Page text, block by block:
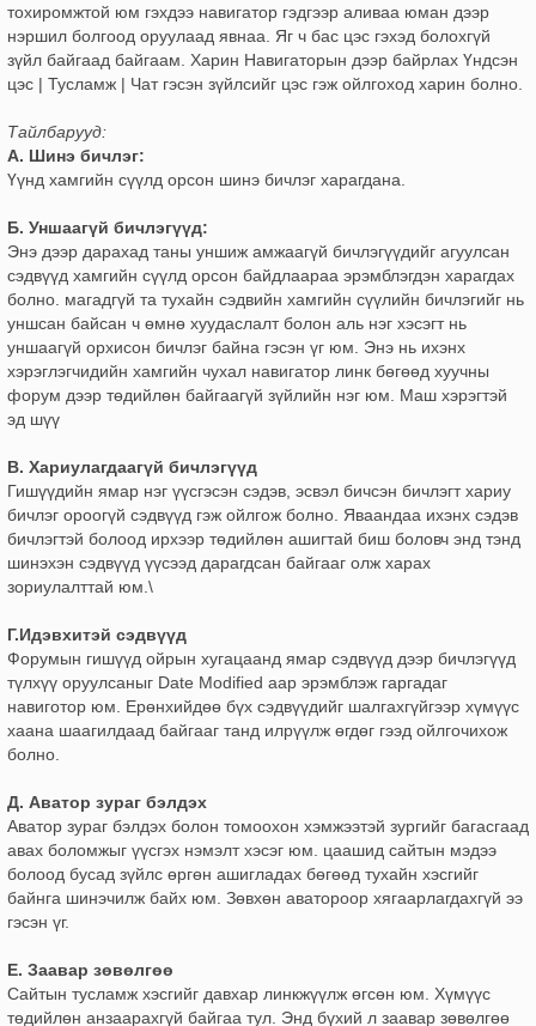
тохиромжтой юм гэхдээ навигатор гэдгээр аливаа юман дээр
нэршил болгоод оруулаад явнаа. Яг ч бас цэс гэхэд болохгүй
зүйл байгаад байгаам. Харин Навигаторын дээр байрлах Үндсэн
цэс | Тусламж | Чат гэсэн зүйлсийг цэс гэж ойлгоход харин болно.
Тайлбарууд:
А. Шинэ бичлэг:
Үүнд хамгийн сүүлд орсон шинэ бичлэг харагдана.
Б. Уншаагүй бичлэгүүд:
Энэ дээр дарахад таны уншиж амжаагүй бичлэгүүдийг агуулсан
сэдвүүд хамгийн сүүлд орсон байдлаараа эрэмблэгдэн харагдах
болно. магадгүй та тухайн сэдвийн хамгийн сүүлийн бичлэгийг нь
уншсан байсан ч өмнө хуудаслалт болон аль нэг хэсэгт нь
уншаагүй орхисон бичлэг байна гэсэн үг юм. Энэ нь ихэнх
хэрэглэгчидийн хамгийн чухал навигатор линк бөгөөд хуучны
форум дээр төдийлөн байгаагүй зүйлийн нэг юм. Маш хэрэгтэй
эд шүү
В. Хариулагдаагүй бичлэгүүд
Гишүүдийн ямар нэг үүсгэсэн сэдэв, эсвэл бичсэн бичлэгт хариу
бичлэг ороогүй сэдвүүд гэж ойлгож болно. Яваандаа ихэнх сэдэв
бичлэгтэй болоод ирхээр төдийлөн ашигтай биш боловч энд тэнд
шинэхэн сэдвүүд үүсээд дарагдсан байгааг олж харах
зориулалттай юм.\
Г.Идэвхитэй сэдвүүд
Форумын гишүүд ойрын хугацаанд ямар сэдвүүд дээр бичлэгүүд
түлхүү оруулсаныг Date Modified аар эрэмблэж гаргадаг
навиготор юм. Ерөнхийдөө бүх сэдвүүдийг шалгахгүйгээр хүмүүс
хаана шаагилдаад байгааг танд илрүүлж өгдөг гээд ойлгочихож
болно.
Д. Аватор зураг бэлдэх
Аватор зураг бэлдэх болон томоохон хэмжээтэй зургийг багасгаад
авах боломжыг үүсгэх нэмэлт хэсэг юм. цаашид сайтын мэдээ
болоод бусад зүйлс өргөн ашигладах бөгөөд тухайн хэсгийг
байнга шинэчилж байх юм. Зөвхөн аватороор хягаарлагдахгүй ээ
гэсэн үг.
Е. Заавар зөвөлгөө
Сайтын тусламж хэсгийг давхар линкжүүлж өгсөн юм. Хүмүүс
төдийлөн анзаарахгүй байгаа тул. Энд бүхий л заавар зөвөлгөө